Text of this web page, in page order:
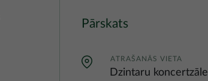
Pārskats
ATRAŠANĀS VIETA
Dzintaru koncertzāle